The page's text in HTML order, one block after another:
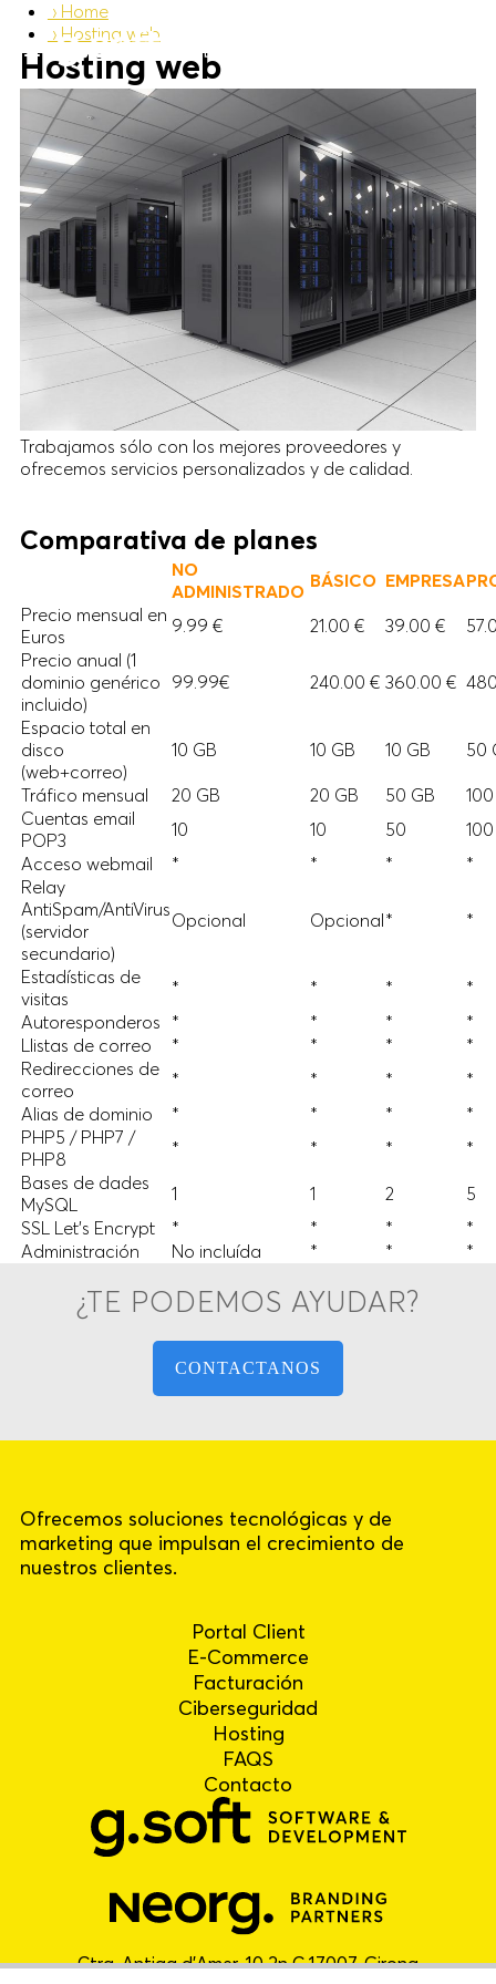
› Home
› Hosting web
Hosting web
Trabajamos sólo con los mejores proveedores y
ofrecemos servicios personalizados y de calidad.
Comparativa de planes
NO
ADMINISTRADO BÁSICO EMPRESA
Precio mensual en
Euros
9.99 € 21.00 € 39.00 €
Precio anual (1
dominio genérico
incluido)
99.99€ 240.00 € 360.00 €
Espacio total en
disco
(web+correo)
10 GB 10 GB 10 GB 50
Tráfico mensual 20 GB 20 GB 50 GB
Cuentas email
POP3
10 10 50
100
Acceso webmail
* * *
*
Relay
AntiSpam/AntiVirus
(servidor
secundario)
Opcional Opcional* *
Estadísticas de
visitas
* * *
*
Autoresponderos * * *
*
Llistas de correo
* * *
*
Redirecciones de
correo
* * *
*
Alias de dominio
* * *
*
PHP5 / PHP7 /
PHP8
* * *
*
Bases de dades
MySQL
1 1 2
5
SSL Let's Encrypt
* * *
*
Administración
No incluída * * *
¿TE PODEMOS AYUDAR?
CONTACTANOS
Ofrecemos soluciones tecnológicas y de
marketing que impulsan el crecimiento de
nuestros clientes.
Portal Client
E-Commerce
Facturación
Ciberseguridad
Hosting
FAQS
Contacto
Ctra. Antiga d'Amer, 10 2n C 17007, Girona